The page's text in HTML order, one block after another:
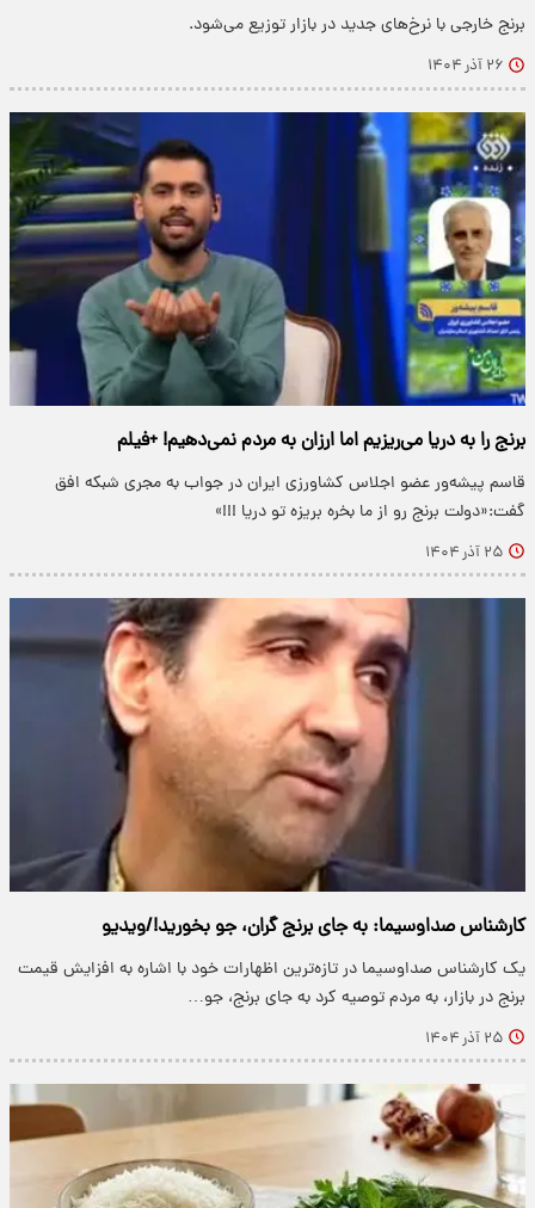
برنج خارجی با نرخ‌های جدید در بازار توزیع می‌شود.
۲۶ آذر ۱۴۰۴
برنج را به دریا می‌ریزیم اما ارزان به مردم نمی‌دهیم! +فیلم
قاسم پیشه‌ور عضو اجلاس کشاورزی ایران در جواب به مجری شبکه افق
گفت:«دولت برنج رو از ما بخره بریزه تو دریا !!!»
۲۵ آذر ۱۴۰۴
کارشناس صداوسیما: به جای برنج گران، جو بخورید!/ویدیو
یک کارشناس صداوسیما در تازه‌ترین اظهارات خود با اشاره به افزایش قیمت
برنج در بازار، به مردم توصیه کرد به جای برنج، جو…
۲۵ آذر ۱۴۰۴